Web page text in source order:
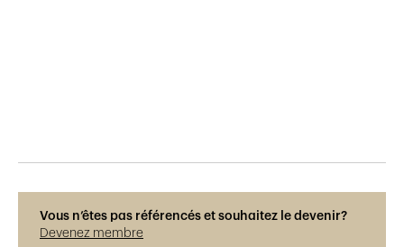
Vous n’êtes pas référencés et souhaitez le devenir?
Devenez membre